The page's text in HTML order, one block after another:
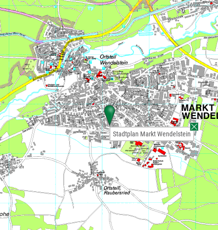
Stadtplan Markt Wendelstein